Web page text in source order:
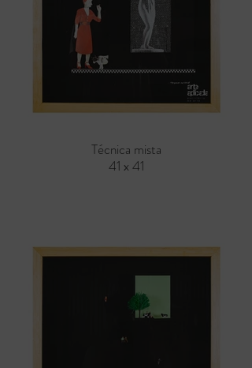
Técnica mista
41 x 41